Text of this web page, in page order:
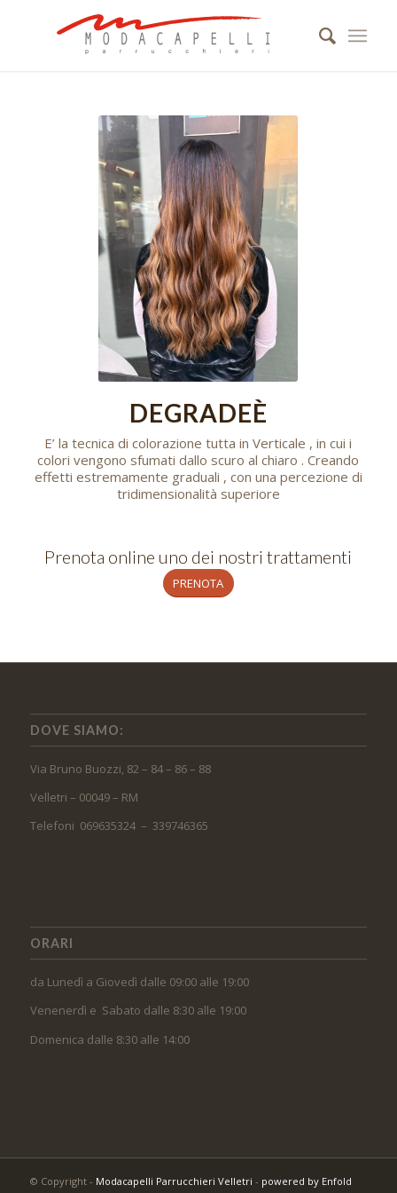
DEGRADEÈ
E’ la tecnica di colorazione tutta in Verticale , in cui i
colori vengono sfumati dallo scuro al chiaro . Creando
effetti estremamente graduali , con una percezione di
tridimensionalità superiore
Prenota online uno dei nostri trattamenti
PRENOTA
DOVE SIAMO:
Via Bruno Buozzi, 82 – 84 – 86 – 88
Velletri – 00049 – RM
Telefoni 069635324 – 339746365
ORARI
da Lunedì a Giovedì dalle 09:00 alle 19:00
Venenerdì e Sabato dalle 8:30 alle 19:00
Domenica dalle 8:30 alle 14:00
© Copyright - Modacapelli Parrucchieri Velletri - powered by Enfold